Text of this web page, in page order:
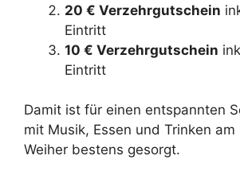
20 € Verzehrgutschein
Eintritt
10 € Verzehrgutschein
Eintritt
Damit ist für einen entspannten
mit Musik, Essen und Trinken am
Weiher bestens gesorgt.